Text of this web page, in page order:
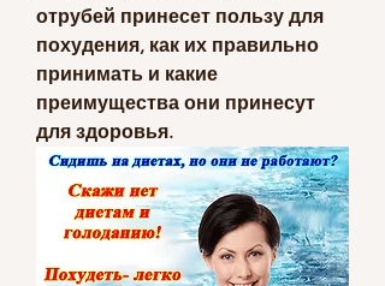
отрубей принесет пользу для
похудения, как их правильно
принимать и какие
преимущества они принесут
для здоровья.